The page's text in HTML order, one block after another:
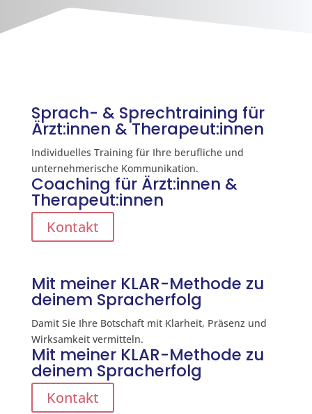
Sprach- & Sprechtraining für
Ärzt:innen & Therapeut:innen
Individuelles Training für Ihre berufliche und
unternehmerische Kommunikation.
Coaching für Ärzt:innen &
Therapeut:innen
Kontakt
Mit meiner KLAR-Methode zu
deinem Spracherfolg
Damit Sie Ihre Botschaft mit Klarheit, Präsenz und
Wirksamkeit vermitteln.
Mit meiner KLAR-Methode zu
deinem Spracherfolg
Kontakt